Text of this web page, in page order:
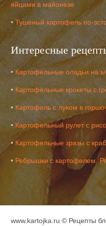
яйцами в майонезе
•Тушеный картофель по-
Интересные
• Картофельные оладьи на
• Картофельные крокеты с
• Картофель с луком в
• Картофельный рулет с
• Картофельные зразы с
• Ребрышки с картофелем.
www.kartojka.ru © Рецепты